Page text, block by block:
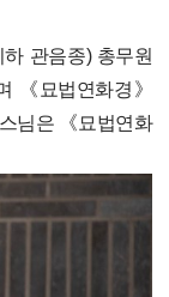
관음종) 총무원
《묘법연화경》
님은 《묘법연화